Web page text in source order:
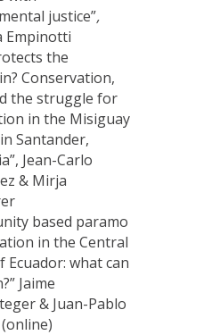
justice”,
Empinotti
the
Conservation,
the struggle for
in the Misiguay
Santander,
Jean-Carlo
& Mirja
based paramo
in the Central
Ecuador: what can
Jaime
& Juan-Pablo